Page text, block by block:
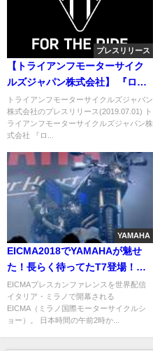
プレスリリース
【トライアンフモーターサイク
ルズジャパン株式会社】 『ロー
ドスターフェア』開催のご案
内 ～MotoGP(TM) 日本グラン
プリ観戦チケットが抽選で当た
トライアンフモーターサイクルズジャパン
株式会社のプレスリリース(2019.07.01) ト
ライアンフモーターサイクルズジャパン株
式会社 『ロ...
YAMAHA
EICMA2018でYAMAHAが魅せ
た！長らく待ってたT7登場！新3
輪やXT700も?
EICMAプレスカンファレンスを世界配信
イタリア・ミラノで開幕される
EICMA（ミラノ国際モーターサイクルシ
ョー）。 日本時間の午前2時か...